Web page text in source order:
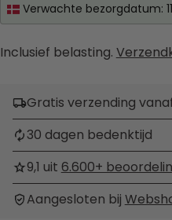
Verwachte bezorgdatum:
Inclusief belasting.
Gratis verzending
30 dagen bedenktijd
9,1 uit 6.600+
Aangesloten bij